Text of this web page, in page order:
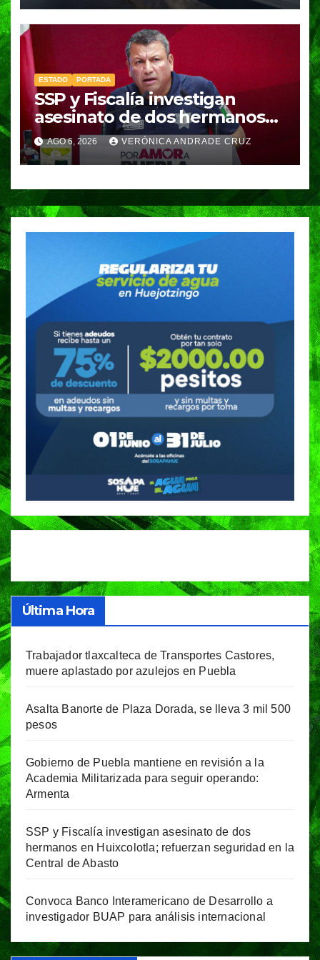
ESTADO PORTADA
SSP y Fiscalía investigan
asesinato de dos hermanos
en Huixcolotla; refuerzan
seguridad en la Central de
Abasto
AGO 6, 2026 VERÓNICA ANDRADE CRUZ
Última Hora
Trabajador tlaxcalteca de Transportes Castores,
muere aplastado por azulejos en Puebla
Asalta Banorte de Plaza Dorada, se lleva 3 mil 500
pesos
Gobierno de Puebla mantiene en revisión a la
Academia Militarizada para seguir operando:
Armenta
SSP y Fiscalía investigan asesinato de dos
hermanos en Huixcolotla; refuerzan seguridad en la
Central de Abasto
Convoca Banco Interamericano de Desarrollo a
investigador BUAP para análisis internacional